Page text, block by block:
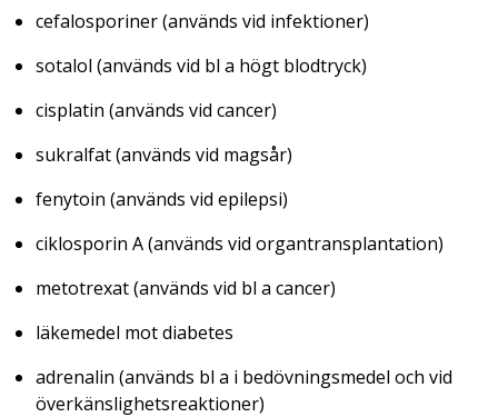
cefalosporiner (används vid infektioner)
sotalol (används vid bl a högt blodtryck)
cisplatin (används vid cancer)
sukralfat (används vid magsår)
fenytoin (används vid epilepsi)
ciklosporin A (används vid organtransplantation)
metotrexat (används vid bl a cancer)
läkemedel mot diabetes
adrenalin (används bl a i bedövningsmedel och vid
överkänslighetsreaktioner)